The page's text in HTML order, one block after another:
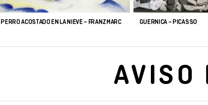
PERRO ACOSTADO EN LA NIEVE – FRANZ MARC GUERNICA – PICASSO
AVISO